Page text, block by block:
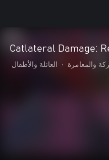
Catlateral Damage:
والمغامرة •
العائلة والأطفال